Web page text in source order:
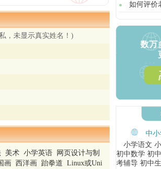
，未显示真实姓名！)
术 小学英语 网页设计与制
画 西洋画 跆拳道 Linux或Uni
如何评价
数万
中
小学语文
初中数学 初
考辅导 初中